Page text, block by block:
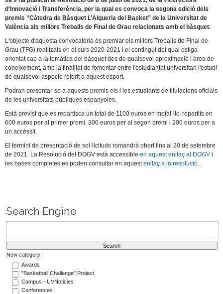
d'Innovació i Transferència, per la qual es convoca la segona edició dels
premis “Càtedra de Bàsquet L’Alqueria del Basket” de la Universitat de
València als millors Treballs de Final de Grau relacionats amb el bàsquet.
L'objecte d'aquesta convocatòria és premiar els millors Treballs de Final de
Grau (TFG) realitzats en el curs 2020-2021 i el contingut del qual estiga
orientat cap a la temàtica del bàsquet des de qualsevol aproximació i àrea de
coneixement, amb la finalitat de fomentar entre l'estudiantat universitari l'estudi
de qualsevol aspecte referit a aquest esport.
Podran presentar-se a aquests premis els i les estudiants de titulacions oficials
de les universitats públiques espanyoles.
Està previst que es repartisca un total de 1100 euros en metàl·lic, repartits en
600 euros per al primer premi, 300 euros per al segon premi i 200 euros per a
un accèssit.
El termini de presentació de sol·licituds romandrà obert fins al 20 de setembre
de 2021. La Resolució del DOGV està accessibleen aquest enllaç al DOGV i
les bases completes es poden consultar en aquestenllaç a la resolució..
Search Engine
New category:
Awards
"Basketball Challenge" Project
Campus - UVNoticies
Conferences